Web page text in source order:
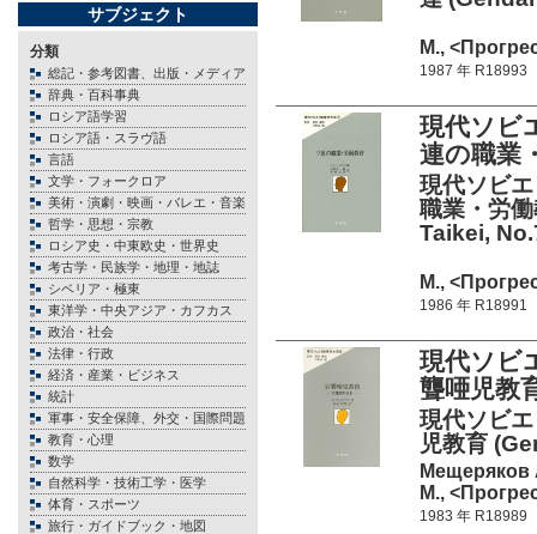
サブジェクト
分類
総記・参考図書、出版・メディア
辞典・百科事典
ロシア語学習
ロシア語・スラヴ語
言語
文学・フォークロア
美術・演劇・映画・バレエ・音楽
哲学・思想・宗教
ロシア史・中東欧史・世界史
考古学・民族学・地理・地誌
シベリア・極東
東洋学・中央アジア・カフカス
政治・社会
法律・行政
経済・産業・ビジネス
統計
軍事・安全保障、外交・国際問題
教育・心理
数学
自然科学・技術工学・医学
体育・スポーツ
旅行・ガイドブック・地図
М.,
1987 年 R18993
現代ソビ
連の職業
現代ソビ
職業・労
Taikei,
М.,
1986 年 R18991
現代ソビ
聾唖児教
現代ソビ
児教育
Мещеряков
М.,
1983 年 R18989